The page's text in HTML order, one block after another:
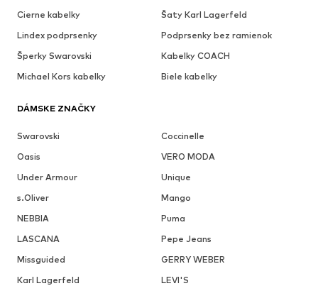
Cierne kabelky
Šaty Karl Lagerfeld
Lindex podprsenky
Podprsenky bez ramienok
Šperky Swarovski
Kabelky COACH
Michael Kors kabelky
Biele kabelky
DÁMSKE ZNAČKY
Swarovski
Coccinelle
Oasis
VERO MODA
Under Armour
Unique
s.Oliver
Mango
NEBBIA
Puma
LASCANA
Pepe Jeans
Missguided
GERRY WEBER
Karl Lagerfeld
LEVI'S